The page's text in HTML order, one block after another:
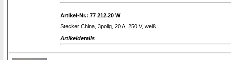
Artikel-Nr.: 77 212.20 W
Stecker China, 3polig, 20 A, 250 V, weiß
Artikeldetails